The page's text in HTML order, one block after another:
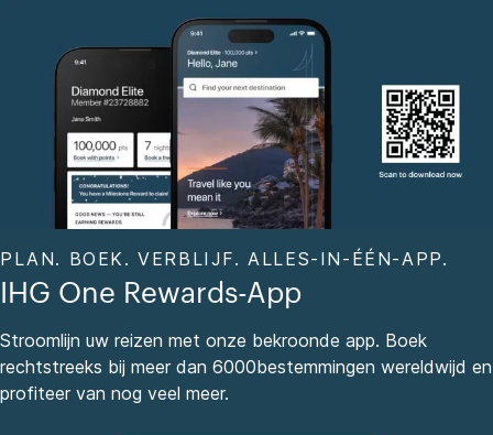
PLAN. BOEK. VERBLIJF. ALLES-IN-ÉÉN-APP.
IHG One Rewards-App
Stroomlijn uw reizen met onze bekroonde app. Boek
rechtstreeks bij meer dan 6000bestemmingen wereldwijd en
profiteer van nog veel meer.